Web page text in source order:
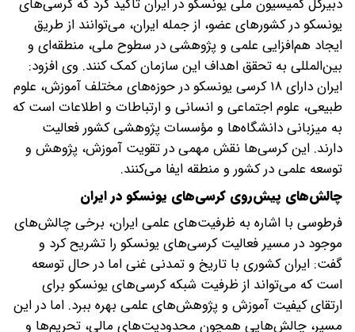
یونسکو در کشورهای عضو، از جمله ایران، می‌توانند از طریق
ایجاد هم‌افزایی علمی و پژوهشی در سطوح ملی، منطقه‌ای و
بین‌المللی به تحقق اهداف این سازمان کمک کنند. وی افزود:
ایران دارای ۱۸ کرسی یونسکو در حوزه‌های مختلف آموزش، علوم
طبیعی، علوم اجتماعی و انسانی و ارتباطات و اطلاعات است که
به میزبانی دانشگاه‌ها و مؤسسات پژوهشی کشور فعالیت
دارند. این کرسی‌ها نقش مهمی در تقویت آموزش، پژوهش و
توسعه علمی در کشور و منطقه ایفا می‌کنند.
چالش‌های پیش‌روی کرسی‌های یونسکو در ایران
فرطوسی با اشاره به ظرفیت‌های علمی ایران، برخی چالش‌های
موجود در مسیر فعالیت کرسی‌های یونسکو را تشریح کرد و
گفت: ایران کشوری با تاریخ و تمدنی غنی اما در حال توسعه
است که می‌تواند از ظرفیت شبکه کرسی‌های یونسکو برای
ارتقای کیفیت آموزش و پژوهش‌های علمی بهره ببرد. اما در این
مسیر، چالش‌هایی همچون محدودیت‌های مالی، تحریم‌ها و